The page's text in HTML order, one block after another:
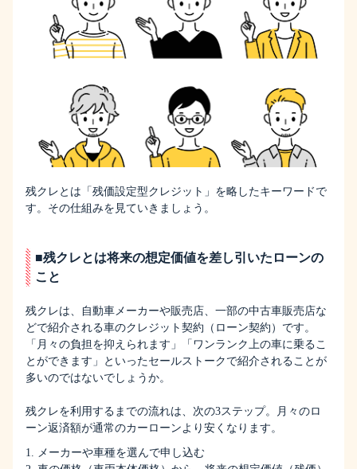
残クレとは「残価設定型クレジット」を略したキーワードで
す。その仕組みを見ていきましょう。
■残クレとは将来の想定価値を差し引いたローンの
こと
残クレは、自動車メーカーや販売店、一部の中古車販売店な
どで紹介される車のクレジット契約（ローン契約）です。
「月々の負担を抑えられます」「ワンランク上の車に乗るこ
とができます」といったセールストークで紹介されることが
多いのではないでしょうか。
残クレを利用するまでの流れは、次の3ステップ。月々のロ
ーン返済額が通常のカーローンより安くなります。
1. メーカーや車種を選んで申し込む